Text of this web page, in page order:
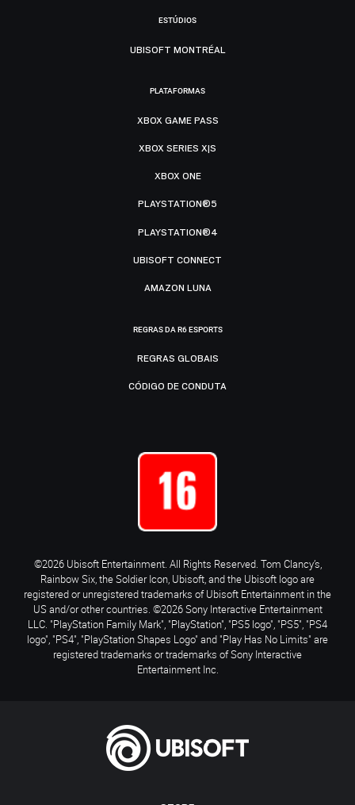
ESTÚDIOS
UBISOFT MONTRÉAL
PLATAFORMAS
XBOX GAME PASS
XBOX SERIES X|S
XBOX ONE
PLAYSTATION®5
PLAYSTATION®4
UBISOFT CONNECT
AMAZON LUNA
REGRAS DA R6 ESPORTS
REGRAS GLOBAIS
CÓDIGO DE CONDUTA
©2026 Ubisoft Entertainment. All Rights Reserved. Tom Clancy’s,
Rainbow Six, the Soldier Icon, Ubisoft, and the Ubisoft logo are
registered or unregistered trademarks of Ubisoft Entertainment in the
US and/or other countries. ©2026 Sony Interactive Entertainment
LLC. "PlayStation Family Mark", "PlayStation", "PS5 logo", "PS5", "PS4
logo", "PS4", "PlayStation Shapes Logo" and "Play Has No Limits" are
registered trademarks or trademarks of Sony Interactive
Entertainment Inc.